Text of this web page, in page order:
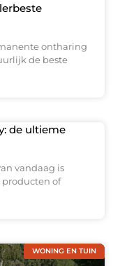
ontharing
de beste
de ultieme
vandaag is
producten of
WONING EN TUIN